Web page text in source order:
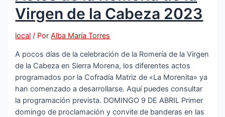
Virgen de la Cabeza 2023
local / PorAlba María Torres
A pocos días de la celebración de la Romería de la Virgen
de la Cabeza en Sierra Morena, los diferentes actos
programados por la Cofradía Matriz de «La Morenita» ya
han comenzado a desarrollarse. Aquí puedes consultar
la programación prevista. DOMINGO 9 DE ABRIL Primer
domingo de proclamación y convite de banderas en las